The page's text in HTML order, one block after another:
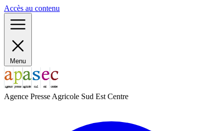
Accès au contenu
Menu
Agence Presse Agricole Sud Est Centre
Panneau de gestion des cookies